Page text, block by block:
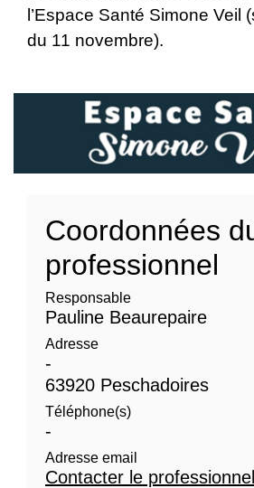
l’Espace Santé Simone Veil
du 11 novembre).
Coordonnées
professionnel
Responsable
Pauline Beaurepaire
Adresse
-
63920 Peschadoires
Téléphone(s)
-
Adresse email
Contacter le professionnel